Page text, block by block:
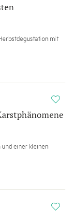
mit
i
und einer kleinen
i